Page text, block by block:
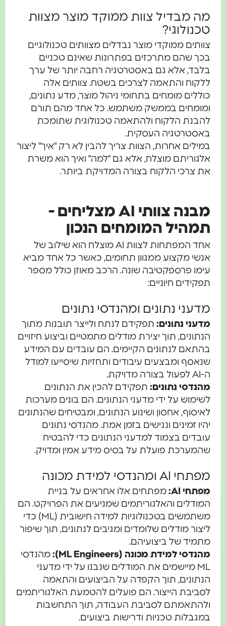
מה מבדיל צוות ממוקד מוצר מצוות
טכנולוגי?
צוותים ממוקדי מוצר נבדלים מצוותים טכנולוגיים
בכך שהם מתרכזים בפתרונות שאינם טכניים
בלבד, אלא גם באסטרטגיה רחבה יותר של ערך
ללקוח והתאמה לצרכים בשטח. צוותים אלה
כוללים מומחים בתחומי ניהול מוצר, מדע נתונים,
ומומחים בממשק משתמש. כל אחד מהם תורם
להבנת הלקוח ולהתאמה טכנולוגית שתומכת
באסטרטגיה העסקית.
במילים אחרות, הצוות צריך להבין לא רק "איך" ליצור
אלגוריתם מוצלח, אלא גם "למה" ואיך הוא משרת
את צרכי הלקוח בצורה המדויקת ביותר.
מבנה צוותי AI מצליחים -
תמהיל המומחים הנכון
אחד המפתחות לצוות AI מוצלח הוא שילוב של
אנשי מקצוע ממגוון תחומים, כאשר כל אחד מביא
עימו פרספקטיבה שונה. הרכב מאוזן כולל מספר
תפקידים חיוניים:
מדעני נתונים ומהנדסי נתונים
מדעני נתונים: תפקידם לנתח ולייצר תובנות מתוך
הנתונים, תוך יצירת מודלים מתמטיים וביצוע חיזויים
בהתאם לנתונים הקיימים. הם עובדים עם המידע
שנאסף ומבצעים עיבודים ותחזיות שיסייעו למודל
ה-AI לפעול בצורה מדויקת.
מהנדסי נתונים: תפקידם להכין את הנתונים
לשימוש על ידי מדעני הנתונים. הם בונים מערכות
לאיסוף, אחסון ושינוע הנתונים, ומבטיחים שהנתונים
יהיו זמינים ונגישים בזמן אמת. מהנדסי נתונים
עובדים בצמוד למדעני הנתונים כדי להבטיח
שהמערכת פועלת על בסיס מידע אמין ומדויק.
מפתחי AI ומהנדסי למידת מכונה
מפתחי AI:
מפתחים אלו אחראים על בניית
המודלים והאלגוריתמים שמניעים את הפרויקט. הם
משתמשים בטכנולוגיות למידה חישובית (ML) כדי
ליצור מודלים שלומדים ומגיבים לנתונים, תוך שיפור
מתמיד של ביצועיהם.
מהנדסי למידת מכונה (ML Engineers):
מהנדסי
ML מיישמים את המודלים שנבנו על ידי מדעני
הנתונים, תוך הקפדה על הביצועים והתאמה
לסביבת הייצור. הם פועלים להטמעת האלגוריתמים
ולהתאמתם לסביבת העבודה, תוך התחשבות
במגבלות טכניות ודרישות ביצועים.